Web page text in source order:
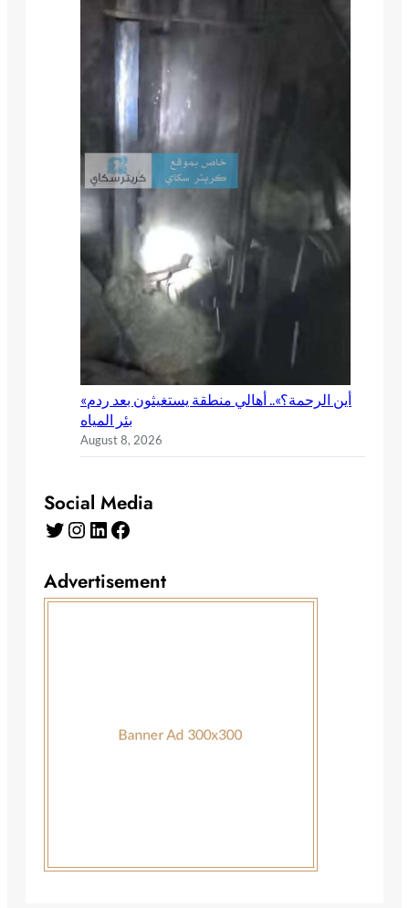
«أين الرحمة؟».. أهالي منطقة يستغيثون بعد ردم
بئر المياه
August 8, 2026
Social Media
Advertisement